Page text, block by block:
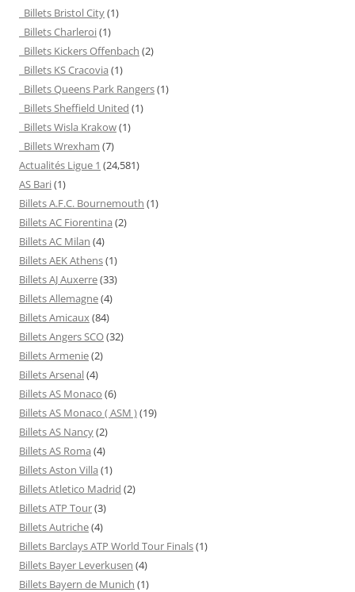
Billets Bristol City(1)
Billets Charleroi(1)
Billets Kickers Offenbach (2)
Billets KS Cracovia (1)
Billets Queens Park Rangers(1)
Billets Sheffield United (1)
Billets Wisla Krakow(1)
Billets Wrexham (7)
Actualités Ligue 1 (24,581)
AS Bari(1)
Billets A.F.C. Bournemouth (1)
Billets AC Fiorentina (2)
Billets AC Milan (4)
Billets AEK Athens(1)
Billets AJ Auxerre(33)
Billets Allemagne(4)
Billets Amicaux(84)
Billets Angers SCO(32)
Billets Armenie(2)
Billets Arsenal(4)
Billets AS Monaco (6)
Billets AS Monaco ( ASM )(19)
Billets AS Nancy(2)
Billets AS Roma (4)
Billets Aston Villa (1)
Billets Atletico Madrid (2)
Billets ATP Tour(3)
Billets Autriche(4)
Billets Barclays ATP World Tour Finals(1)
Billets Bayer Leverkusen (4)
Billets Bayern de Munich (1)